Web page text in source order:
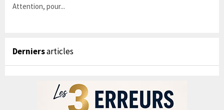
Attention, pour...
Derniersarticles